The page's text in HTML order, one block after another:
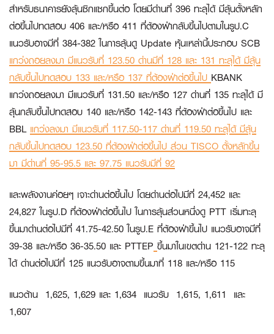
สำหรับธนาคารยังลุ้นซิกแซกขึ้นต่อ โดยมีด่านที่ 396 ทะลุได้ มีลุ้นตั้งหลัก
ต่อขึ้นไปทดสอบ 406 และ/หรือ 411 ที่ต้องฝ่ากลับขึ้นไปตามในรูป.C
แนวรับอาจมีที่ 384-382 ในการลุ้นดู Update หุ้นเหล่านี้ประกอบ SCB
แกว่งถอยลงมา มีแนวรับที่ 123.50 ด่านมีที่ 128 และ 131 ทะลุได้ มีลุ้น
กลับขึ้นไปทดสอบ 133 และ/หรือ 137 ที่ต้องฝ่าต่อขึ้นไป KBANK
แกว่งถอยลงมา มีแนวรับที่ 131.50 และ/หรือ 127 ด่านที่ 135 ทะลุได้ มี
ลุ้นกลับขึ้นไปทดสอบ 140 และ/หรือ 142-143 ที่ต้องฝ่าต่อขึ้นไป และ
BBL แกว่งลงมา มีแนวรับที่ 117.50-117 ด่านที่ 119.50 ทะลุได้ มีลุ้น
กลับขึ้นไปทดสอบ 123.50 ที่ต้องฝ่าต่อขึ้นไป ส่วน TISCO ตั้งหลักขึ้น
มา มีด่านที่ 95-95.5 และ 97.75 แนวรับมีที่ 92
และพลังงานค่อยๆ เจาะด่านต่อขึ้นไป โดยด่านต่อไปมีที่ 24,452 และ
24,827 ในรูป.D ที่ต้องฝ่าต่อขึ้นไป ในการลุ้นส่วนหนึ่งดู PTT เริ่มทะลุ
ขึ้นมาด่านต่อไปมีที่ 41.75-42.50 ในรูป.E ที่ต้องฝ่าขึ้นไป แนวรับอาจมีที่
39-38 และ/หรือ 36-35.50 และ PTTEP ขึ้นมาในเขตด่าน 121-122 ทะลุ
ได้ ด่านต่อไปมีที่ 125 แนวรับอาจตามขึ้นมาที่ 118 และ/หรือ 115
แนวต้าน 1,625, 1,629 และ 1,634 แนวรับ 1,615, 1,611 และ
1,607